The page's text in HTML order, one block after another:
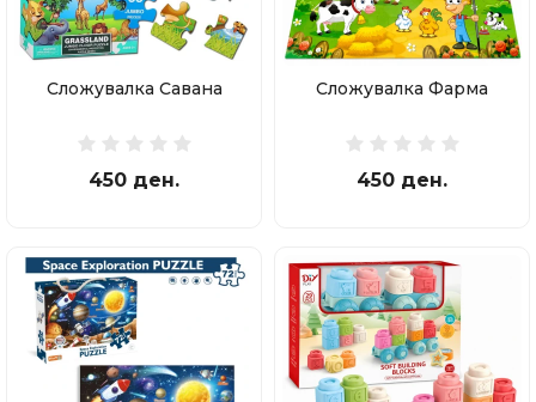
Сложувалка Савана
450 ден.
Сложувалка Фарма
450 ден.